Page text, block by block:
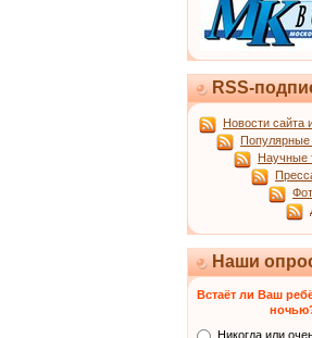
RSS-
Новости сайта
Популярные
Научные
Наши
Встаёт ли Ваш
Никогда или